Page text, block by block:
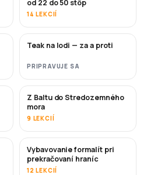
od 22 do 50 stôp
14 LEKCIÍ
ČOSKORO
Teak na lodi — za a proti
PRIPRAVUJE SA
ČOSKORO
Z Baltu do Stredozemného
mora
9 LEKCIÍ
Vybavovanie formalít pri
prekračovaní hraníc
12 LEKCIÍ